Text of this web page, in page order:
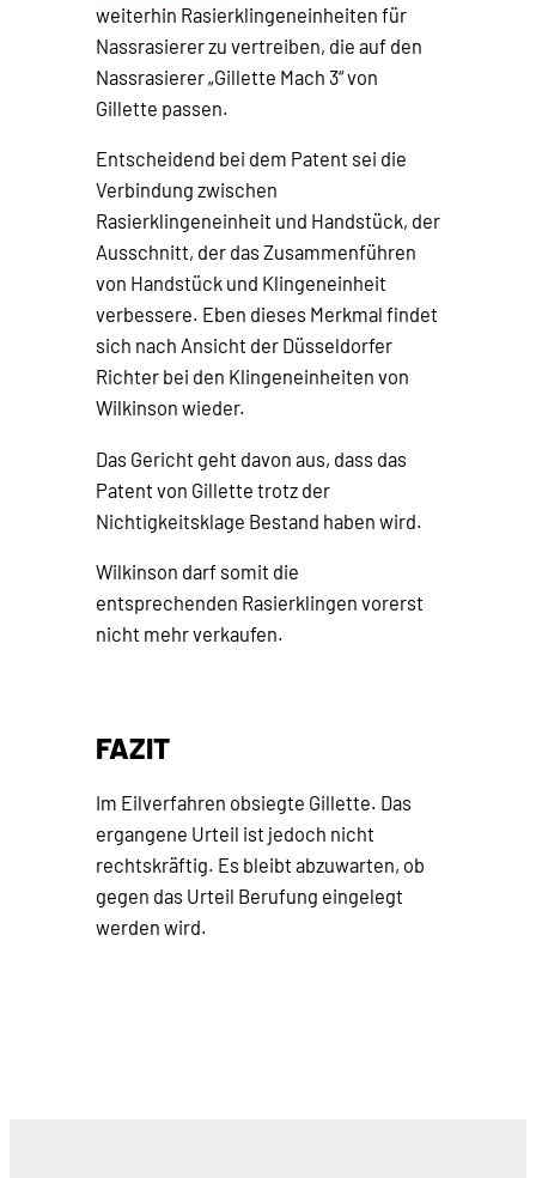
weiterhin Rasierklingeneinheiten für
Nassrasierer zu vertreiben, die auf den
Nassrasierer „Gillette Mach 3“ von
Gillette passen.
Entscheidend bei dem Patent sei die
Verbindung zwischen
Rasierklingeneinheit und Handstück, der
Ausschnitt, der das Zusammenführen
von Handstück und Klingeneinheit
verbessere. Eben dieses Merkmal findet
sich nach Ansicht der Düsseldorfer
Richter bei den Klingeneinheiten von
Wilkinson wieder.
Das Gericht geht davon aus, dass das
Patent von Gillette trotz der
Nichtigkeitsklage Bestand haben wird.
Wilkinson darf somit die
entsprechenden Rasierklingen vorerst
nicht mehr verkaufen.
FAZIT
Im Eilverfahren obsiegte Gillette. Das
ergangene Urteil ist jedoch nicht
rechtskräftig. Es bleibt abzuwarten, ob
gegen das Urteil Berufung eingelegt
werden wird.